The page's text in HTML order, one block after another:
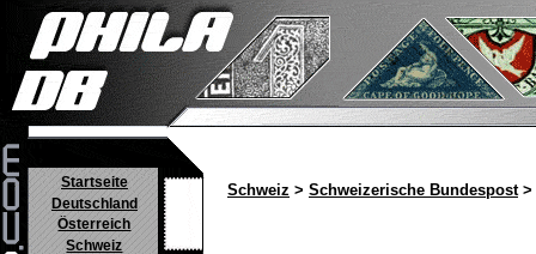
Startseite
Deutschland
Österreich
Schweiz
Schweiz > Schweizerische Bundespost>